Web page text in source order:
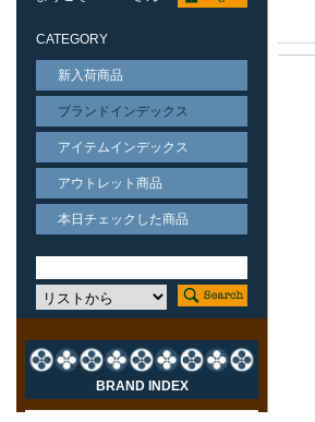
CATEGORY
新入荷商品
ブランドインデックス
アイテムインデックス
アウトレット商品
本日チェックした商品
BRAND INDEX